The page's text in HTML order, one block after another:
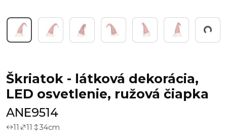
Working...
Škriatok - látková dekorácia,
LED osvetlenie, ružová čiapka
ANE9514
11 11 34cm